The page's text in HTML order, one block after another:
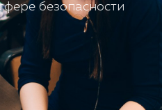
безопасности